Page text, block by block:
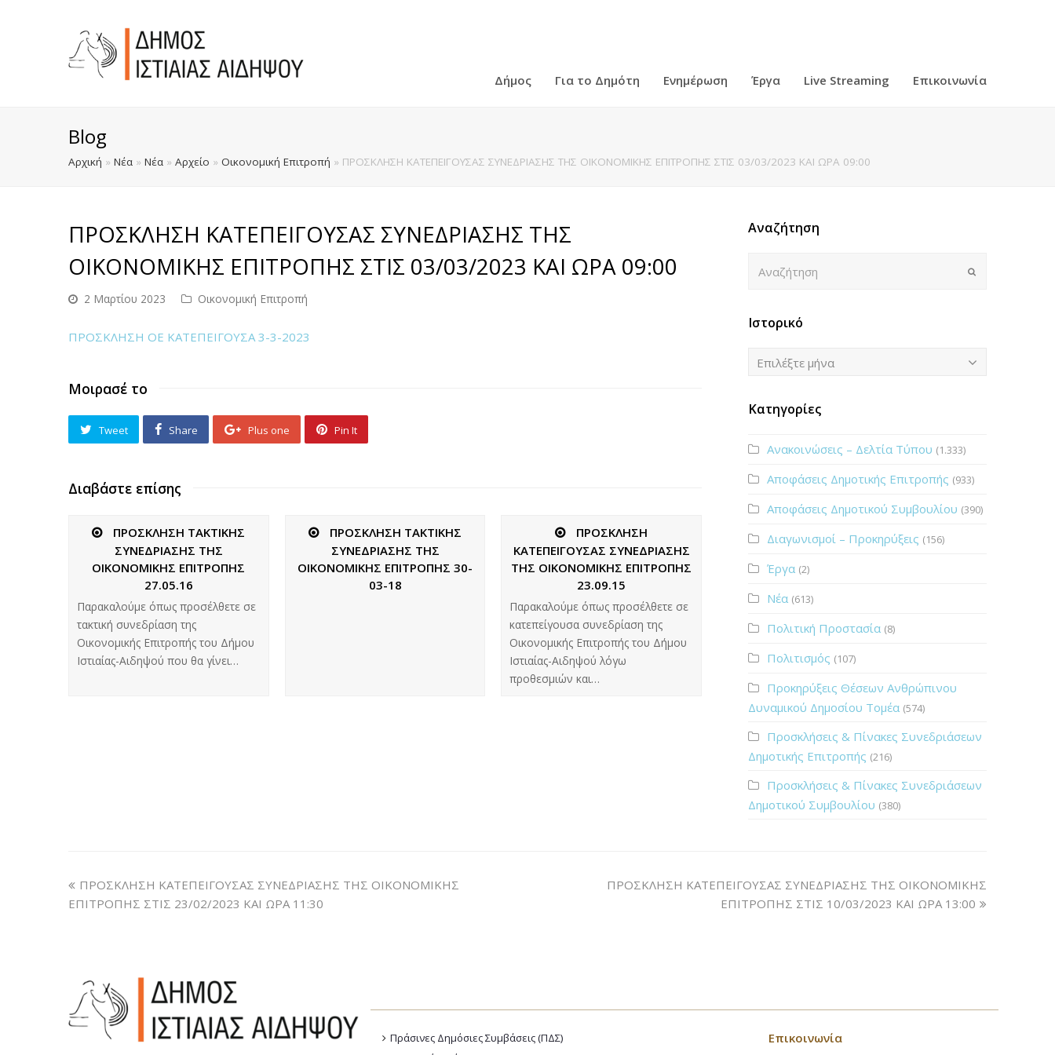
Δήμος Για το Δημότη Ενημέρωση Έργα Live Streaming Επικοινωνία
Blog
Αρχική » Νέα » Νέα » Αρχείο » Οικονομική Επιτροπή » ΠΡΟΣΚΛΗΣΗ ΚΑΤΕΠΕΙΓΟΥΣΑΣ ΣΥΝΕΔΡΙΑΣΗΣ ΤΗΣ ΟΙΚΟΝΟΜΙΚΗΣ ΕΠΙΤΡΟΠΗΣ ΣΤΙΣ 03/03/2023 ΚΑΙ ΩΡΑ 09:00
ΠΡΟΣΚΛΗΣΗ ΚΑΤΕΠΕΙΓΟΥΣΑΣ ΣΥΝΕΔΡΙΑΣΗΣ ΤΗΣ
ΟΙΚΟΝΟΜΙΚΗΣ ΕΠΙΤΡΟΠΗΣ ΣΤΙΣ 03/03/2023 ΚΑΙ ΩΡΑ 09:00
2 Μαρτίου 2023 Οικονομική Επιτροπή
ΠΡΟΣΚΛΗΣΗ ΟΕ ΚΑΤΕΠΕΙΓΟΥΣΑ 3-3-2023
Μοιρασέ το
Tweet Share Plus one Pin It
Διαβάστε επίσης
ΠΡΟΣΚΛΗΣΗ ΤΑΚΤΙΚΗΣ
ΣΥΝΕΔΡΙΑΣΗΣ ΤΗΣ
ΟΙΚΟΝΟΜΙΚΗΣ ΕΠΙΤΡΟΠΗΣ
27.05.16
Παρακαλούμε όπως προσέλθετε σε
τακτική συνεδρίαση της
Οικονομικής Επιτροπής του Δήμου
Ιστιαίας-Αιδηψού που θα γίνει…
ΠΡΟΣΚΛΗΣΗ ΤΑΚΤΙΚΗΣ
ΣΥΝΕΔΡΙΑΣΗΣ ΤΗΣ
ΟΙΚΟΝΟΜΙΚΗΣ ΕΠΙΤΡΟΠΗΣ 30-
03-18
ΠΡΟΣΚΛΗΣΗ
ΚΑΤΕΠΕΙΓΟΥΣΑΣ ΣΥΝΕΔΡΙΑΣΗΣ
ΤΗΣ ΟΙΚΟΝΟΜΙΚΗΣ ΕΠΙΤΡΟΠΗΣ
23.09.15
Παρακαλούμε όπως προσέλθετε σε
κατεπείγουσα συνεδρίαση της
Οικονομικής Επιτροπής του Δήμου
Ιστιαίας-Αιδηψού λόγω
προθεσμιών και…
Αναζήτηση
Ιστορικό
Ιστορικό
Επιλέξτε μήνα
Κατηγορίες
Ανακοινώσεις – Δελτία Τύπου (1.333)
Αποφάσεις Δημοτικής Επιτροπής (933)
Αποφάσεις Δημοτικού Συμβουλίου (390)
Διαγωνισμοί – Προκηρύξεις (156)
Έργα (2)
Νέα (613)
Πολιτική Προστασία (8)
Πολιτισμός (107)
Προκηρύξεις Θέσεων Ανθρώπινου
Δυναμικού Δημοσίου Τομέα (574)
Προσκλήσεις & Πίνακες Συνεδριάσεων
Δημοτικής Επιτροπής (216)
Προσκλήσεις & Πίνακες Συνεδριάσεων
Δημοτικού Συμβουλίου (380)
ΠΡΟΣΚΛΗΣΗ ΚΑΤΕΠΕΙΓΟΥΣΑΣ ΣΥΝΕΔΡΙΑΣΗΣ ΤΗΣ ΟΙΚΟΝΟΜΙΚΗΣ
ΕΠΙΤΡΟΠΗΣ ΣΤΙΣ 23/02/2023 ΚΑΙ ΩΡΑ 11:30
ΠΡΟΣΚΛΗΣΗ ΚΑΤΕΠΕΙΓΟΥΣΑΣ ΣΥΝΕΔΡΙΑΣΗΣ ΤΗΣ ΟΙΚΟΝΟΜΙΚΗΣ
ΕΠΙΤΡΟΠΗΣ ΣΤΙΣ 10/03/2023 ΚΑΙ ΩΡΑ 13:00
Πράσινες Δημόσιες Συμβάσεις (ΠΔΣ)
Επικοινωνία